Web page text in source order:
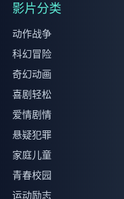
影片分类
动作战争
科幻冒险
奇幻动画
喜剧轻松
爱情剧情
悬疑犯罪
家庭儿童
青春校园
运动励志